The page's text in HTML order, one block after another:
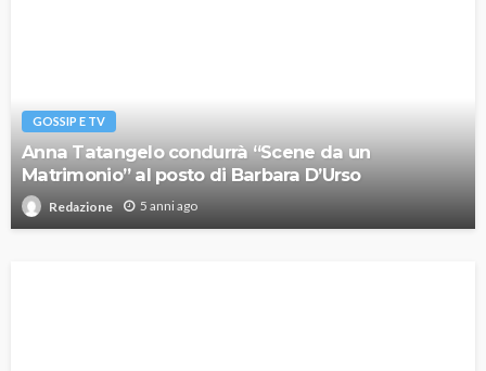
GOSSIP E TV
Anna Tatangelo condurrà “Scene da un
Matrimonio” al posto di Barbara D’Urso
Redazione 5 anni ago